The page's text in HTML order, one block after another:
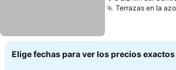
Terrazas en la
Elige fechas para ver los precios exactos